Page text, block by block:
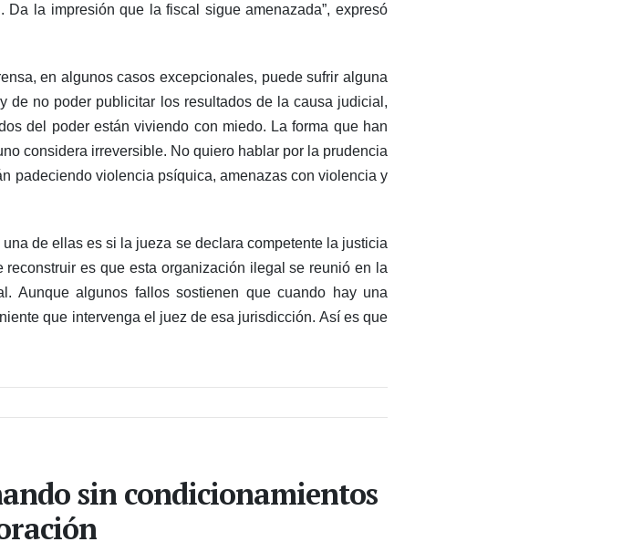
la impresión que la fiscal sigue amenazada”, expresó
en algunos casos excepcionales, puede sufrir alguna
de no poder publicitar los resultados de la causa judicial,
del poder están viviendo con miedo. La forma que han
considera irreversible. No quiero hablar por la prudencia
padeciendo violencia psíquica, amenazas con violencia y
de ellas es si la jueza se declara competente la justicia
es que esta organización ilegal se reunió en la
Aunque algunos fallos sostienen que cuando hay una
que intervenga el juez de esa jurisdicción. Así es que
sin condicionamientos